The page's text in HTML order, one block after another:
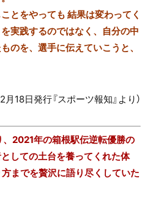
とをやっても 結果は変わってく
実践するのではなく、自分の中
のを、選手に伝えていこうと、
月18日発行『スポーツ報知』より）
2021年の箱根駅伝逆転優勝の
しての土台を養ってくれた体
方までを贅沢に語り尽くしていた